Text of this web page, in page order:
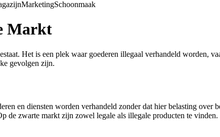
MarketingSchoonmaak
Markt
Het is een plek waar goederen illegaal verhandeld worden,
gevolgen zijn.
en diensten worden verhandeld zonder dat hier belasting
de zwarte markt zijn zowel legale als illegale producten te vinden.